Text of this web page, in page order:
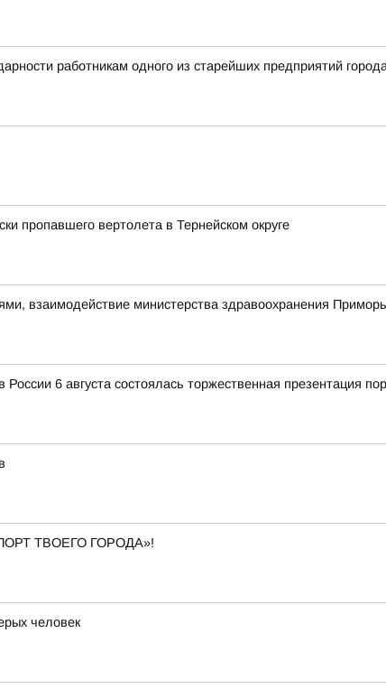
работникам одного из старейших предприятий
пропавшего вертолета в Тернейском округе
взаимодействие министерства здравоохранения
6 августа состоялась торжественная презентация
ТВОЕГО ГОРОДА»!
человек